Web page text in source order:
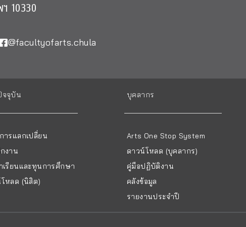
10330
@facultyofarts.chula
จจุบัน
ารแลกเปลี่ยน
งาน
เรียนและทุนการศึกษา
หลด (นิสิต)
บุคลากร
Arts One Stop System
ดาวน์โหลด (บุคลากร)
คู่มือปฏิบัติงาน
คลังข้อมูล
รายงานประจำปี